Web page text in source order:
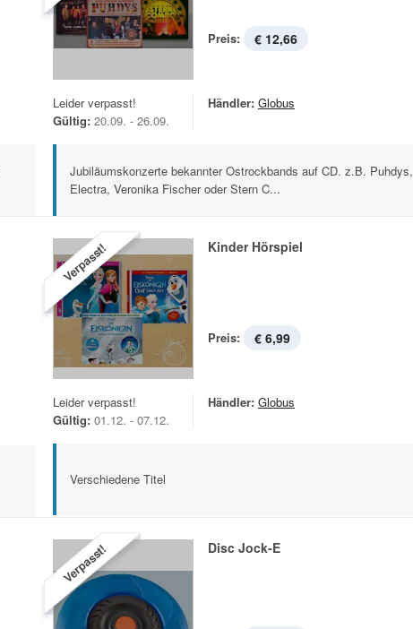
Preis: € 12,66
Leider verpasst!
Gültig: 20.09. - 26.09.
Händler: Globus
Jubiläumskonzerte bekannter Ostrockbands auf CD. z.B. Puhdys,
Electra, Veronika Fischer oder Stern C...
Verpasst! Kinder Hörspiel
Preis: € 6,99
Leider verpasst!
Gültig: 01.12. - 07.12.
Händler: Globus
Verschiedene Titel
Verpasst! Disc Jock-E